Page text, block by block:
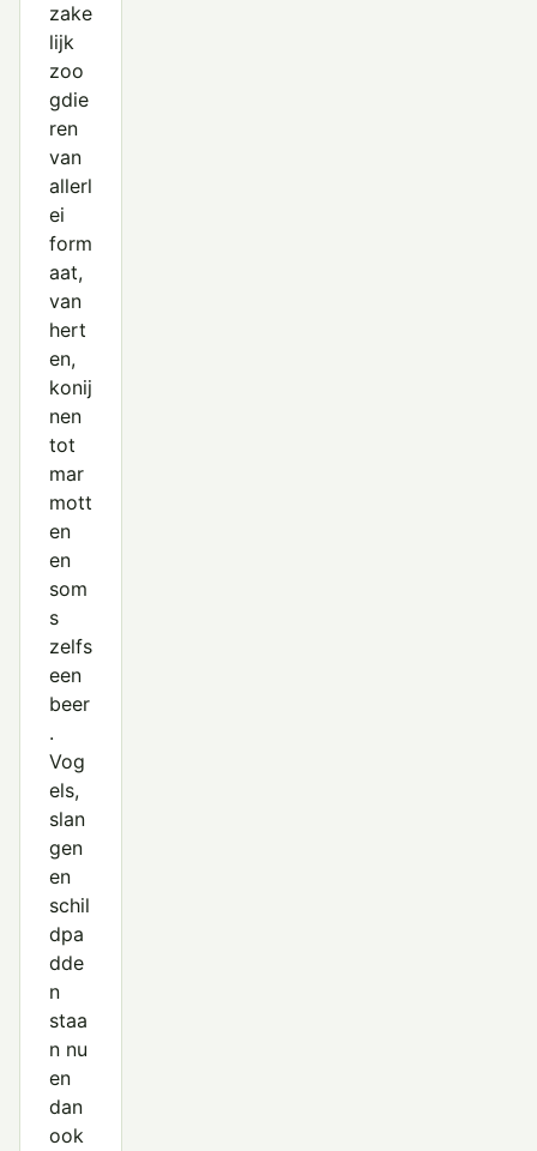
zake
lijk
zoo
gdie
ren
van
allerl
ei
form
aat,
van
hert
en,
konij
nen
tot
mar
mott
en
en
som
s
zelfs
een
beer
.
Vog
els,
slan
gen
en
schil
dpa
dde
n
staa
n nu
en
dan
ook